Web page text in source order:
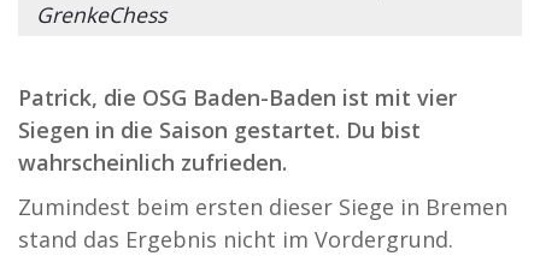
GrenkeChess
Patrick, die OSG Baden-Baden ist mit vier
Siegen in die Saison gestartet. Du bist
wahrscheinlich zufrieden.
Zumindest beim ersten dieser Siege in Bremen
stand das Ergebnis nicht im Vordergrund.